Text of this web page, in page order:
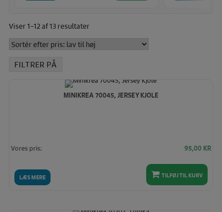
Viser 1–12 af 13 resultaterSorteret
pris:
FILTRER PÅ
MINIKREA 70045, JERSEY KJOLE
LÆS MERE
Vores pris: 95,00 KR
TILFØJ TIL KURV